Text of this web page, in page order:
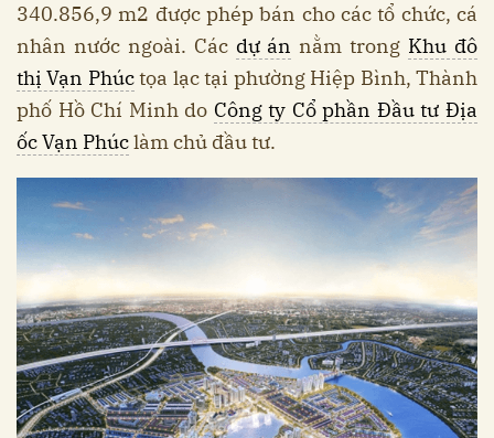
340.856,9 m2 được phép bán cho các tổ chức, cá
nhân nước ngoài. Các dự án nằm trong Khu đô
thị Vạn Phúctọa lạc tại phường Hiệp Bình, Thành
phố Hồ Chí Minh do Công ty Cổ phần Đầu tư Địa
ốc Vạn Phúclàm chủ đầu tư.